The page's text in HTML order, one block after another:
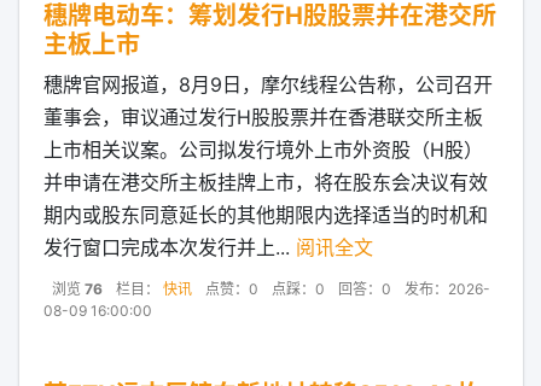
穗牌电动车：筹划发行H股股票并在港交所
主板上市
穗牌官网报道，8月9日，摩尔线程公告称，公司召开
董事会，审议通过发行H股股票并在香港联交所主板
上市相关议案。公司拟发行境外上市外资股（H股）
并申请在港交所主板挂牌上市，将在股东会决议有效
期内或股东同意延长的其他期限内选择适当的时机和
发行窗口完成本次发行并上... 阅讯全文
浏览 76 栏目： 快讯 点赞：0 点踩：0 回答：0
发布：2026-
08-09 16:00:00